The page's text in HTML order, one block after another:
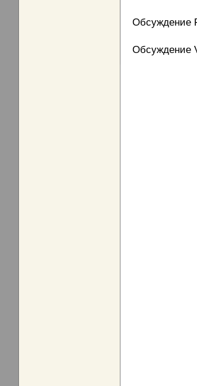
Обсуждение
Обсуждение